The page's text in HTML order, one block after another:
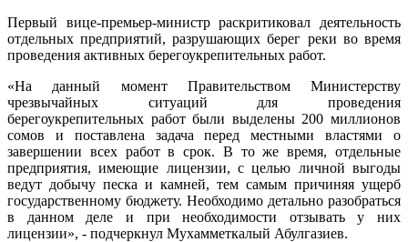
Первый вице-премьер-министр раскритиковал деятельность
отдельных предприятий, разрушающих берег реки во время
проведения активных берегоукрепительных работ.
«На данный момент Правительством Министерству
чрезвычайных ситуаций для проведения
берегоукрепительных работ были выделены 200 миллионов
сомов и поставлена задача перед местными властями о
завершении всех работ в срок. В то же время, отдельные
предприятия, имеющие лицензии, с целью личной выгоды
ведут добычу песка и камней, тем самым причиняя ущерб
государственному бюджету. Необходимо детально разобраться
в данном деле и при необходимости отзывать у них
лицензии», - подчеркнул Мухамметкалый Абулгазиев.